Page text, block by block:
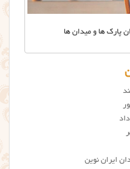
پارک ها و میدان ها
ایران نوین